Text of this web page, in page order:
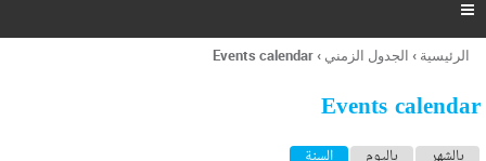
ر
ل
ح

أنت
هنا
الرئيسية › الجدول الزمني ›
Events calendar
Events calendar